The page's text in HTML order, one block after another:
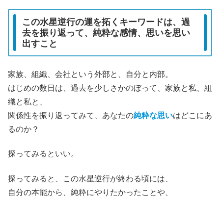
この水星逆行の運を拓くキーワードは、過
去を振り返って、純粋な感情、思いを思い
出すこと
家族、組織、会社という外部と、自分と内部。
はじめの数日は、過去を少しさかのぼって、家族と私、組
織と私と、
関係性を振り返ってみて、あなたの純粋な思いはどこにあ
るのか？
探ってみるといい。
探ってみると、この水星逆行が終わる頃には、
自分の本能から、純粋にやりたかったことや、